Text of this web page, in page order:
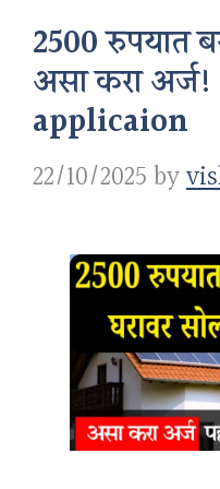
2500 रुपयात
असा करा
applicaion
22/10/2025by